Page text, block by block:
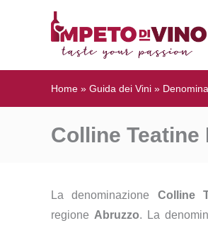
Home » Guida dei Vini »
Colline Teatine
La denominazione Colline
regione Abruzzo. La